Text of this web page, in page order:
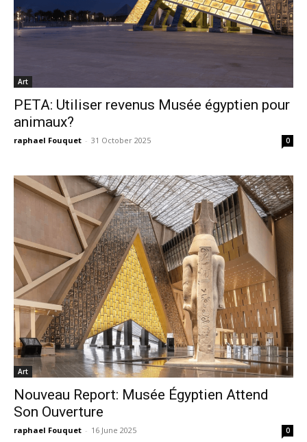
Art
PETA: Utiliser revenus Musée égyptien pour
animaux?
raphael Fouquet - 31 October 2025 0
Art
Nouveau Report: Musée Égyptien Attend
Son Ouverture
raphael Fouquet - 16 June 2025 0